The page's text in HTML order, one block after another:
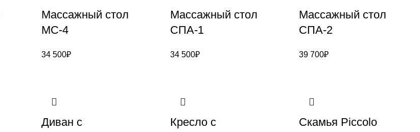
Массажный стол
МС-4
34 500₽
Массажный стол
СПА-1
34 500₽
Массажный стол
СПА-2
39 700₽
Диван с
Кресло с
Скамья Piccolo